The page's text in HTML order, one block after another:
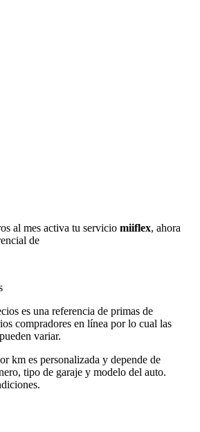
al mes activa tu servicio miiflex, ahora
de
es una referencia de primas de
compradores en línea por lo cual las
variar.
km es personalizada y depende de
tipo de garaje y modelo del auto.